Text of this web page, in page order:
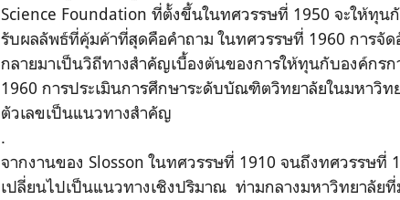
Science Foundation ที่ตั้งขึ้นในทศวรรษที่ 1950 จะให้ทุ
รับผลลัพธ์ที่คุ้มค้าที่สุดคือคำถาม ในทศวรรษที่ 1960 การจั
กลายมาเป็นวิถีทางสำคัญเบื้องต้นของการให้ทุนกับองค์กร
1960 การประเมินการศึกษาระดับบัณฑิตวิทยาลัยในมหาวิท
ตัวเลขเป็นแนวทางสำคัญ
.
จากงานของ Slosson ในทศวรรษที่ 1910 จนถึงทศวรรษที่
เปลี่ยนไปเป็นแนวทางเชิงปริมาณ ท่ามกลางมหาวิทยาลัย